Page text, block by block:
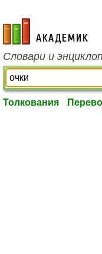
academic.ru
Словари и
Толкования